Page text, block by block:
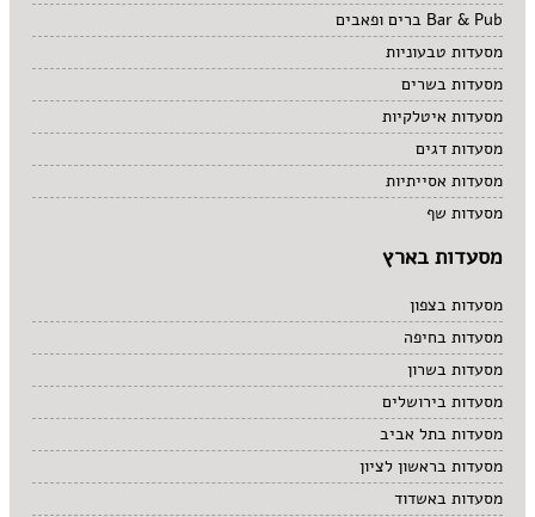
Bar & Pub ברים ופאבים
מסעדות טבעוניות
מסעדות בשרים
מסעדות איטלקיות
מסעדות דגים
מסעדות אסייתיות
מסעדות שף
מסעדות בארץ
מסעדות בצפון
מסעדות בחיפה
מסעדות בשרון
מסעדות בירושלים
מסעדות בתל אביב
מסעדות בראשון לציון
מסעדות באשדוד